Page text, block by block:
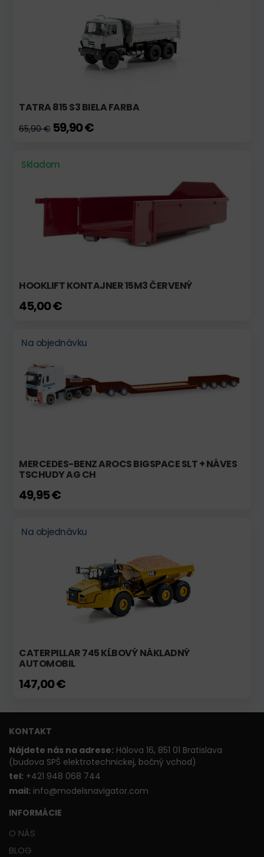
TATRA 815 S3 BIELA FARBA
65,90 € 59,90 €
Skladom
HOOKLIFT KONTAJNER 15M3 ČERVENÝ
45,00 €
Na objednávku
MERCEDES-BENZ AROCS BIGSPACE SLT + NÁVES
TSCHUDY AG CH
49,95 €
Na objednávku
CATERPILLAR 745 KĹBOVÝ NÁKLADNÝ
AUTOMOBIL
147,00 €
KONTAKT
Nájdete nás na adrese: Hálova 16, 851 01 Bratislava
(budova SPŠ elektrotechnickej, bočný vchod)
tel: +421 948 068 744
mail: info@modelsnavigator.com
INFORMÁCIE
O NÁS
BLOG